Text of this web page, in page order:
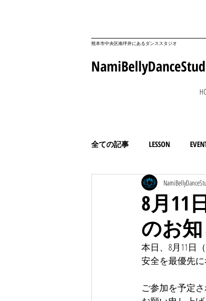
​熊本市中央区南坪井にあるダンススタジオ
全ての記事 LESSON
コミュニティ ESSAY
8月11
のお
本日、8月11日
安全を最優先
ご参加を予定